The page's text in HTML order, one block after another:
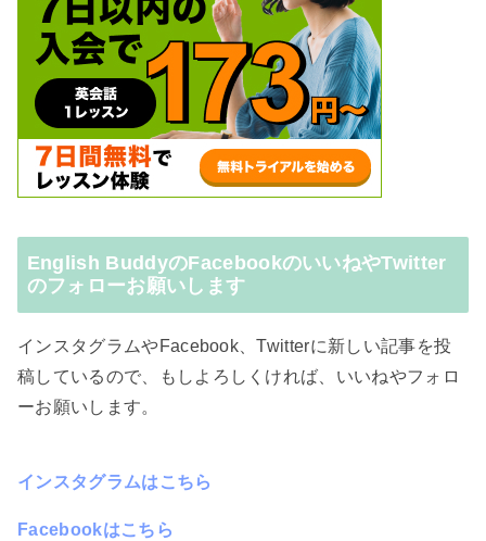
English BuddyのFacebookのいいねやTwitter
のフォローお願いします
インスタグラムやFacebook、Twitterに新しい記事を投
稿しているので、もしよろしくければ、いいねやフォロ
ーお願いします。
インスタグラムはこちら
Facebookはこちら